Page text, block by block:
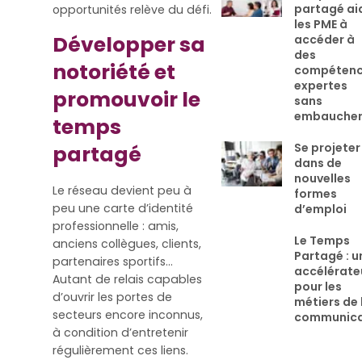
opportunités relève du défi.
Développer sa
notoriété et
promouvoir le
temps
partagé
Le réseau devient peu à
peu une carte d’identité
professionnelle : amis,
anciens collègues, clients,
partenaires sportifs…
Autant de relais capables
d’ouvrir les portes de
secteurs encore inconnus,
à condition d’entretenir
régulièrement ces liens.
partagé
les PME à
accéder à
des
expertes
sans
Se projeter
dans de
nouvelles
formes
d’emploi
Le Temps
Partagé :
pour les
métiers de